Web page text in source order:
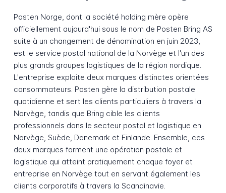
Posten Norge, dont la société holding mère opère
officiellement aujourd'hui sous le nom de Posten Bring AS
suite à un changement de dénomination en juin 2023,
est le service postal national de la Norvège et l'un des
plus grands groupes logistiques de la région nordique.
L'entreprise exploite deux marques distinctes orientées
consommateurs. Posten gère la distribution postale
quotidienne et sert les clients particuliers à travers la
Norvège, tandis que Bring cible les clients
professionnels dans le secteur postal et logistique en
Norvège, Suède, Danemark et Finlande. Ensemble, ces
deux marques forment une opération postale et
logistique qui atteint pratiquement chaque foyer et
entreprise en Norvège tout en servant également les
clients corporatifs à travers la Scandinavie.